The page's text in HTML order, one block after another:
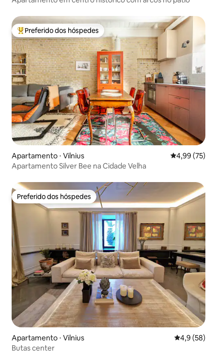
Entre os melhores preferidos dos hóspedes
Preferido dos hóspedes
Apartamento ⋅ Vilnius 4,99 de uma
4,99 (75)
Apartamento Silver Bee na Cidade Velha
Preferido dos hóspedes
Preferido dos hóspedes
Apartamento ⋅ Vilnius 4,9 de uma
4,9 (58)
Butas center